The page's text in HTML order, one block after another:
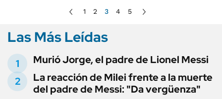
1 2 3 4 5
Las Más Leídas
Murió Jorge, el padre de Lionel Messi
La reacción de Milei frente a la muerte
del padre de Messi: "Da vergüenza"